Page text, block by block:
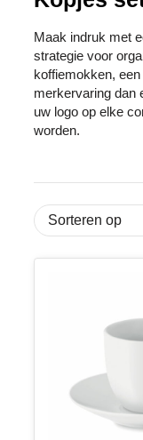
Maak indruk met
strategie voor
koffiemokken,
merkervaring dan
uw logo op elke
worden.